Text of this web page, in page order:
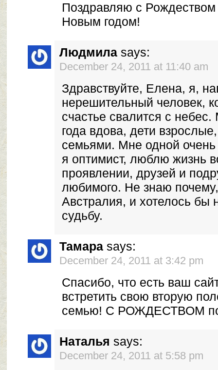
Поздравляю с
Новым годом!
Людмила says:
December 24, 2011 at 11:40 am
Здравствуйте, Елена, я,
нерешительный человек,
счастье свалится с
года вдова, дети
семьями. Мне одной очень
я оптимист, люблю жизнь
проявлении, друзей и
любимого. Не знаю
Австралия, и хотелось бы
судьбу.
Тамара says:
December 24, 2011 at 3:42 pm
Спасибо, что есть ваш
встретить свою вторую
семью! С РОЖДЕСТВОМ
Наталья says:
December 24, 2011 at 5:58 pm